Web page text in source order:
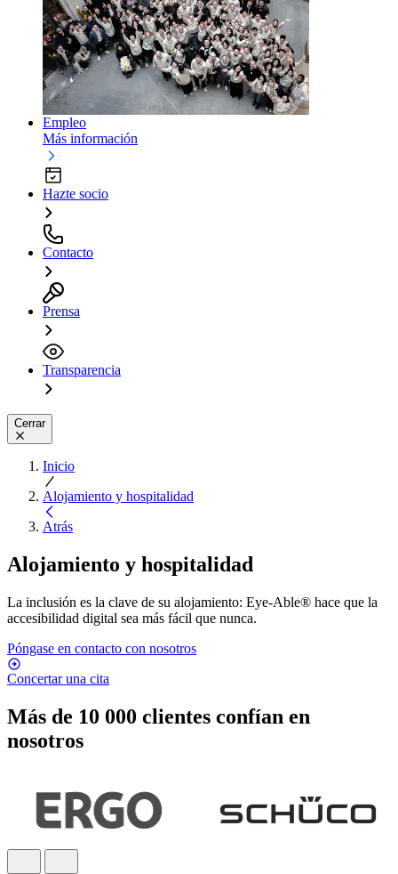
Empleo
Más información
Hazte socio
Contacto
Prensa
Transparencia
Cerrar
Inicio
Alojamiento y hospitalidad
Atrás
Alojamiento y hospitalidad
La inclusión es la clave de su alojamiento: Eye-Able® hace que la
accesibilidad digital sea más fácil que nunca.
Póngase en contacto con nosotros
Concertar una cita
Más de 10 000 clientes confían en
nosotros